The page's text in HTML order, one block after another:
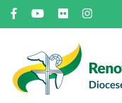
Pular
para
conteúdo
(pressione